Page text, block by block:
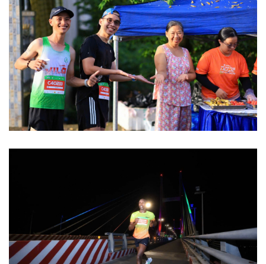
Pháp luật
Vụ án
Quân sự - Quốc phòng
Vũ khí